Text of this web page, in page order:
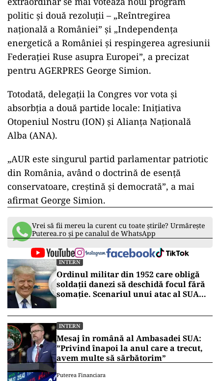
politic şi două rezoluţii – „Reîntregirea
naţională a României” şi „Independenţa
energetică a României şi respingerea agresiunii
Federaţiei Ruse asupra Europei”, a precizat
pentru AGERPRES George Simion.
Totodată, delegaţii la Congres vor vota şi
absorbţia a două partide locale: Iniţiativa
Otopeniul Nostru (ION) şi Alianţa Naţională
Alba (ANA).
„AUR este singurul partid parlamentar patriotic
din România, având o doctrină de esenţă
conservatoare, creştină şi democrată”, a mai
afirmat George Simion.
Vrei să fii mereu la curent cu toate știrile? Urmărește
Puterea.ro și pe canalul de WhatsApp
INTERN
Ordinul militar din 1952 care obligă
soldații danezi să deschidă focul fără
somație. Scenariul unui atac al SUA
INTERN
Mesaj în română al Ambasadei SUA:
”Privind înapoi la anul care a trecut,
avem multe să sărbătorim”
Puterea Financiara